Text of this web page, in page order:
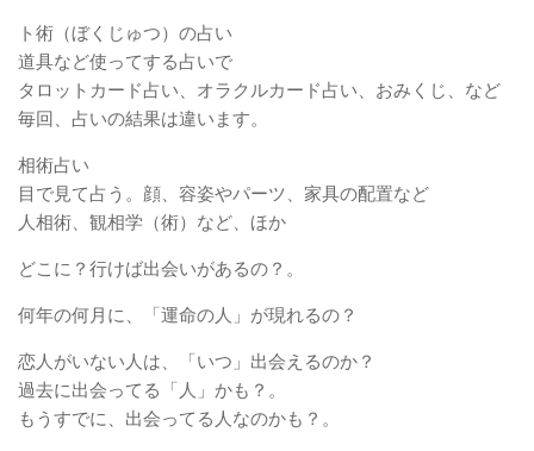
ト術（ぼくじゅつ）の占い
道具など使ってする占いで
タロットカード占い、オラクルカード占い、おみくじ、など
毎回、占いの結果は違います。
相術占い
目で見て占う。顔、容姿やパーツ、家具の配置など
人相術、観相学（術）など、ほか
どこに？行けば出会いがあるの？。
何年の何月に、「運命の人」が現れるの？
恋人がいない人は、「いつ」出会えるのか？
過去に出会ってる「人」かも？。
もうすでに、出会ってる人なのかも？。